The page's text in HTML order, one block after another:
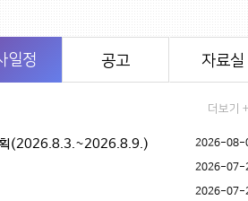
일정 공고 자료실
더보기 +
획(2026.8.3.~2026.8.9.) 2026-08-
2026-07-
2026-07-